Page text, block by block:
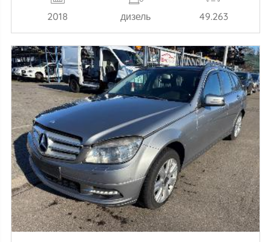
2018 дизель 49.263